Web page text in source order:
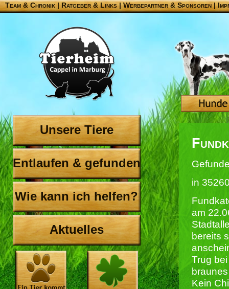
Team & Chronik |Ratgeber & Links|Werbepartner & Sponsoren|
Unsere Tiere
Entlaufen & gefunden
Wie kann ich helfen?
Aktuelles
in
am
bereits
Trug
Kein